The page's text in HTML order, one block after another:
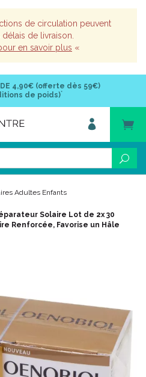
de circulation peuvent
de livraison.
en savoir plus «
4,90€ (offerte dès 59€)
de poids)*
Adultes Enfants
Solaire Lot de 2x 30
Renforcée, Favorise un Hâle